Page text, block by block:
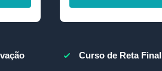
Curso de Reta Final